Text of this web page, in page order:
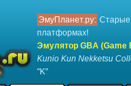
ЭмуПланет.ру: Старые
платформах!
Эмулятор GBA (Game
Kunio Kun Nekketsu
"K"